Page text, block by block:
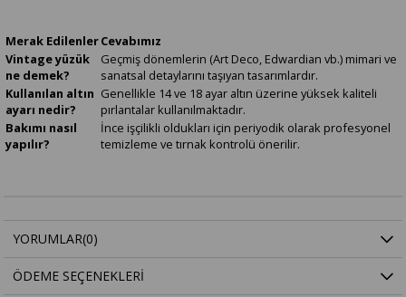
Merak EdilenlerCevabımız
Vintage yüzük
ne demek?
Geçmiş dönemlerin (Art Deco, Edwardian vb.) mimari ve
sanatsal detaylarını taşıyan tasarımlardır.
Kullanılan altın
ayarı nedir?
Genellikle 14 ve 18 ayar altın üzerine yüksek kaliteli
pırlantalar kullanılmaktadır.
Bakımı nasıl
yapılır?
İnce işçilikli oldukları için periyodik olarak profesyonel
temizleme ve tırnak kontrolü önerilir.
YORUMLAR(0)
ÖDEME SEÇENEKLERI